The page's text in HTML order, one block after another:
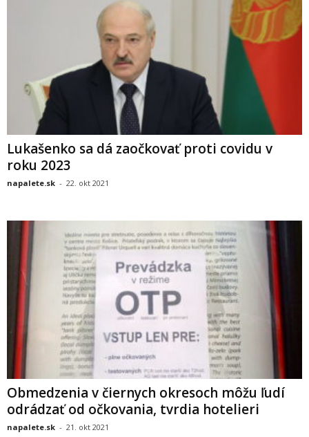
Lukašenko sa dá zaočkovať proti covidu v
roku 2023
napalete.sk - 22. okt 2021
Obmedzenia v čiernych okresoch môžu ľudí
odrádzať od očkovania, tvrdia hotelieri
napalete.sk - 21. okt 2021